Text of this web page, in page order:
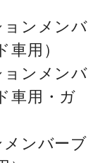
ョンメンバ
用）
ョンメンバ
車用・ガ
メンバーブ